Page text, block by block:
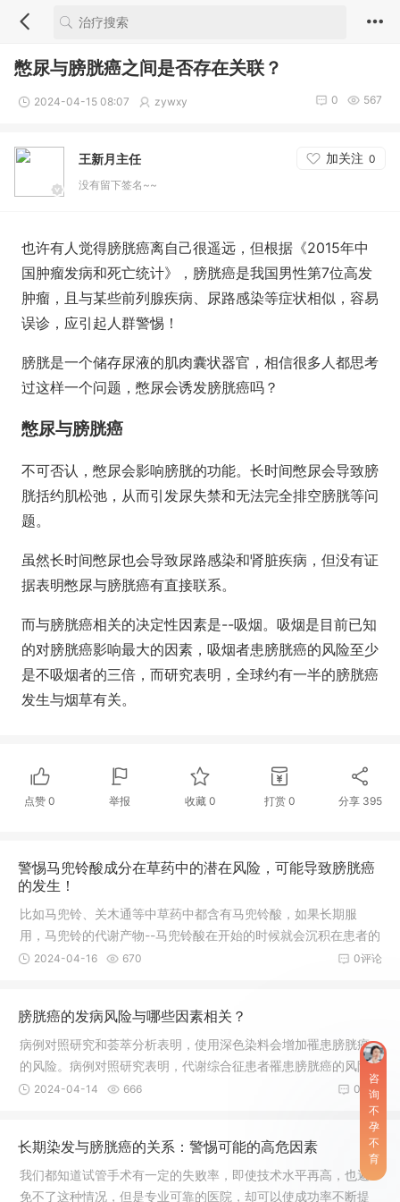
憋尿与膀胱癌之间是否存在关联？
2024-04-15 08:07 zywxy 567
0
王新月主任 加关注 0
没有留下签名~~
也许有人觉得膀胱癌离自己很遥远，但根据《2015年中
国肿瘤发病和死亡统计》，膀胱癌是我国男性第7位高发
肿瘤，且与某些前列腺疾病、尿路感染等症状相似，容易
误诊，应引起人群警惕！
膀胱是一个储存尿液的肌肉囊状器官，相信很多人都思考
过这样一个问题，憋尿会诱发膀胱癌吗？
憋尿与膀胱癌
不可否认，憋尿会影响膀胱的功能。长时间憋尿会导致膀
胱括约肌松弛，从而引发尿失禁和无法完全排空膀胱等问
题。
虽然长时间憋尿也会导致尿路感染和肾脏疾病，但没有证
据表明憋尿与膀胱癌有直接联系。
而与膀胱癌相关的决定性因素是--吸烟。吸烟是目前已知
的对膀胱癌影响最大的因素，吸烟者患膀胱癌的风险至少
是不吸烟者的三倍，而研究表明，全球约有一半的膀胱癌
发生与烟草有关。
点赞0 举报 收藏 0 打赏0 分享 395
警惕马兜铃酸成分在草药中的潜在风险，可能导致膀胱癌
的发生！
比如马兜铃、关木通等中草药中都含有马兜铃酸，如果长期服
用，马兜铃的代谢产物--马兜铃酸在开始的时候就会沉积在患者的
肾脏中，导致肾功能障碍，出现一种肾病。因此，我们想给长期
含有马兜铃酸成分。今天，我们就来讨论一下长期服用含有马兜
铃酸的中草药背后的风险。进一步研究发现，在这些终末期肾病
患者中，尿路上皮癌的发病率特别高，尤其是上尿路上皮癌、肾
盂和输尿管肿瘤。长期服用含马兜铃酸的中草药确实会导致一些
0评论
2024-04-16 670
膀胱癌的发病风险与哪些因素相关？
病例对照研究和荟萃分析表明，使用深色染料会增加罹患膀胱癌
的风险。病例对照研究表明，代谢综合征患者罹患膀胱癌的风险
增加了两倍。虽然一些小的报告显示酒精饮料与膀胱癌风险有
关，但一项多中心流行病学研究发现，这项研究对 476,160 人进
行了超过 13.9 年的跟踪调查，结果显示两者之间没有关联。一项
荟萃分析显示，系统性红斑狼疮会增加罹患膀胱癌的风险。然
而，其他队列研究显示膀胱癌风险并没有增加，尽管作者认为不
能排除相关性。病例对照研究表明，尿路感染与膀胱癌风险增加
0评论
2024-04-14 666
长期染发与膀胱癌的关系：警惕可能的高危因素
我们都知道试管手术有一定的失败率，即使技术水平再高，也避
免不了这种情况，但是专业可靠的医院，却可以使成功率不断提
咨
询
不
孕
不
育